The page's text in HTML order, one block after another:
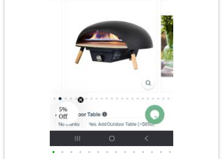
• • • • • • • • • • • • • •